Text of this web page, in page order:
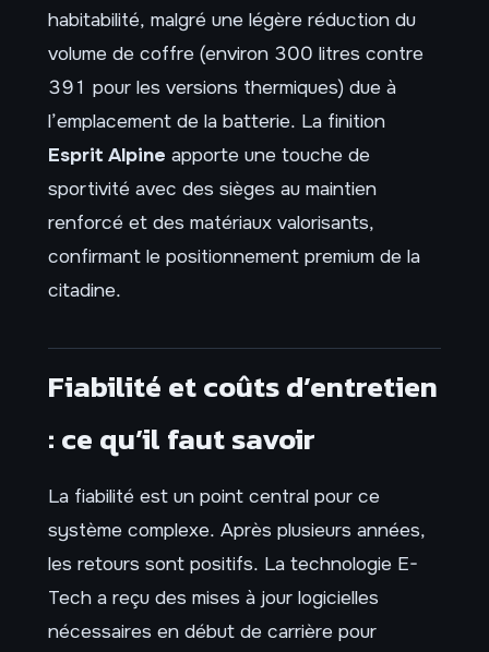
habitabilité, malgré une légère réduction du
volume de coffre (environ 300 litres contre
391 pour les versions thermiques) due à
l’emplacement de la batterie. La finition
Esprit Alpine apporte une touche de
sportivité avec des sièges au maintien
renforcé et des matériaux valorisants,
confirmant le positionnement premium de la
citadine.
Fiabilité et coûts d’entretien
: ce qu’il faut savoir
La fiabilité est un point central pour ce
système complexe. Après plusieurs années,
les retours sont positifs. La technologie E-
Tech a reçu des mises à jour logicielles
nécessaires en début de carrière pour